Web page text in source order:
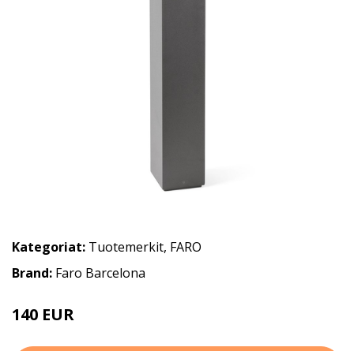
Kategoriat: Tuotemerkit, FARO
Brand: Faro Barcelona
140 EUR